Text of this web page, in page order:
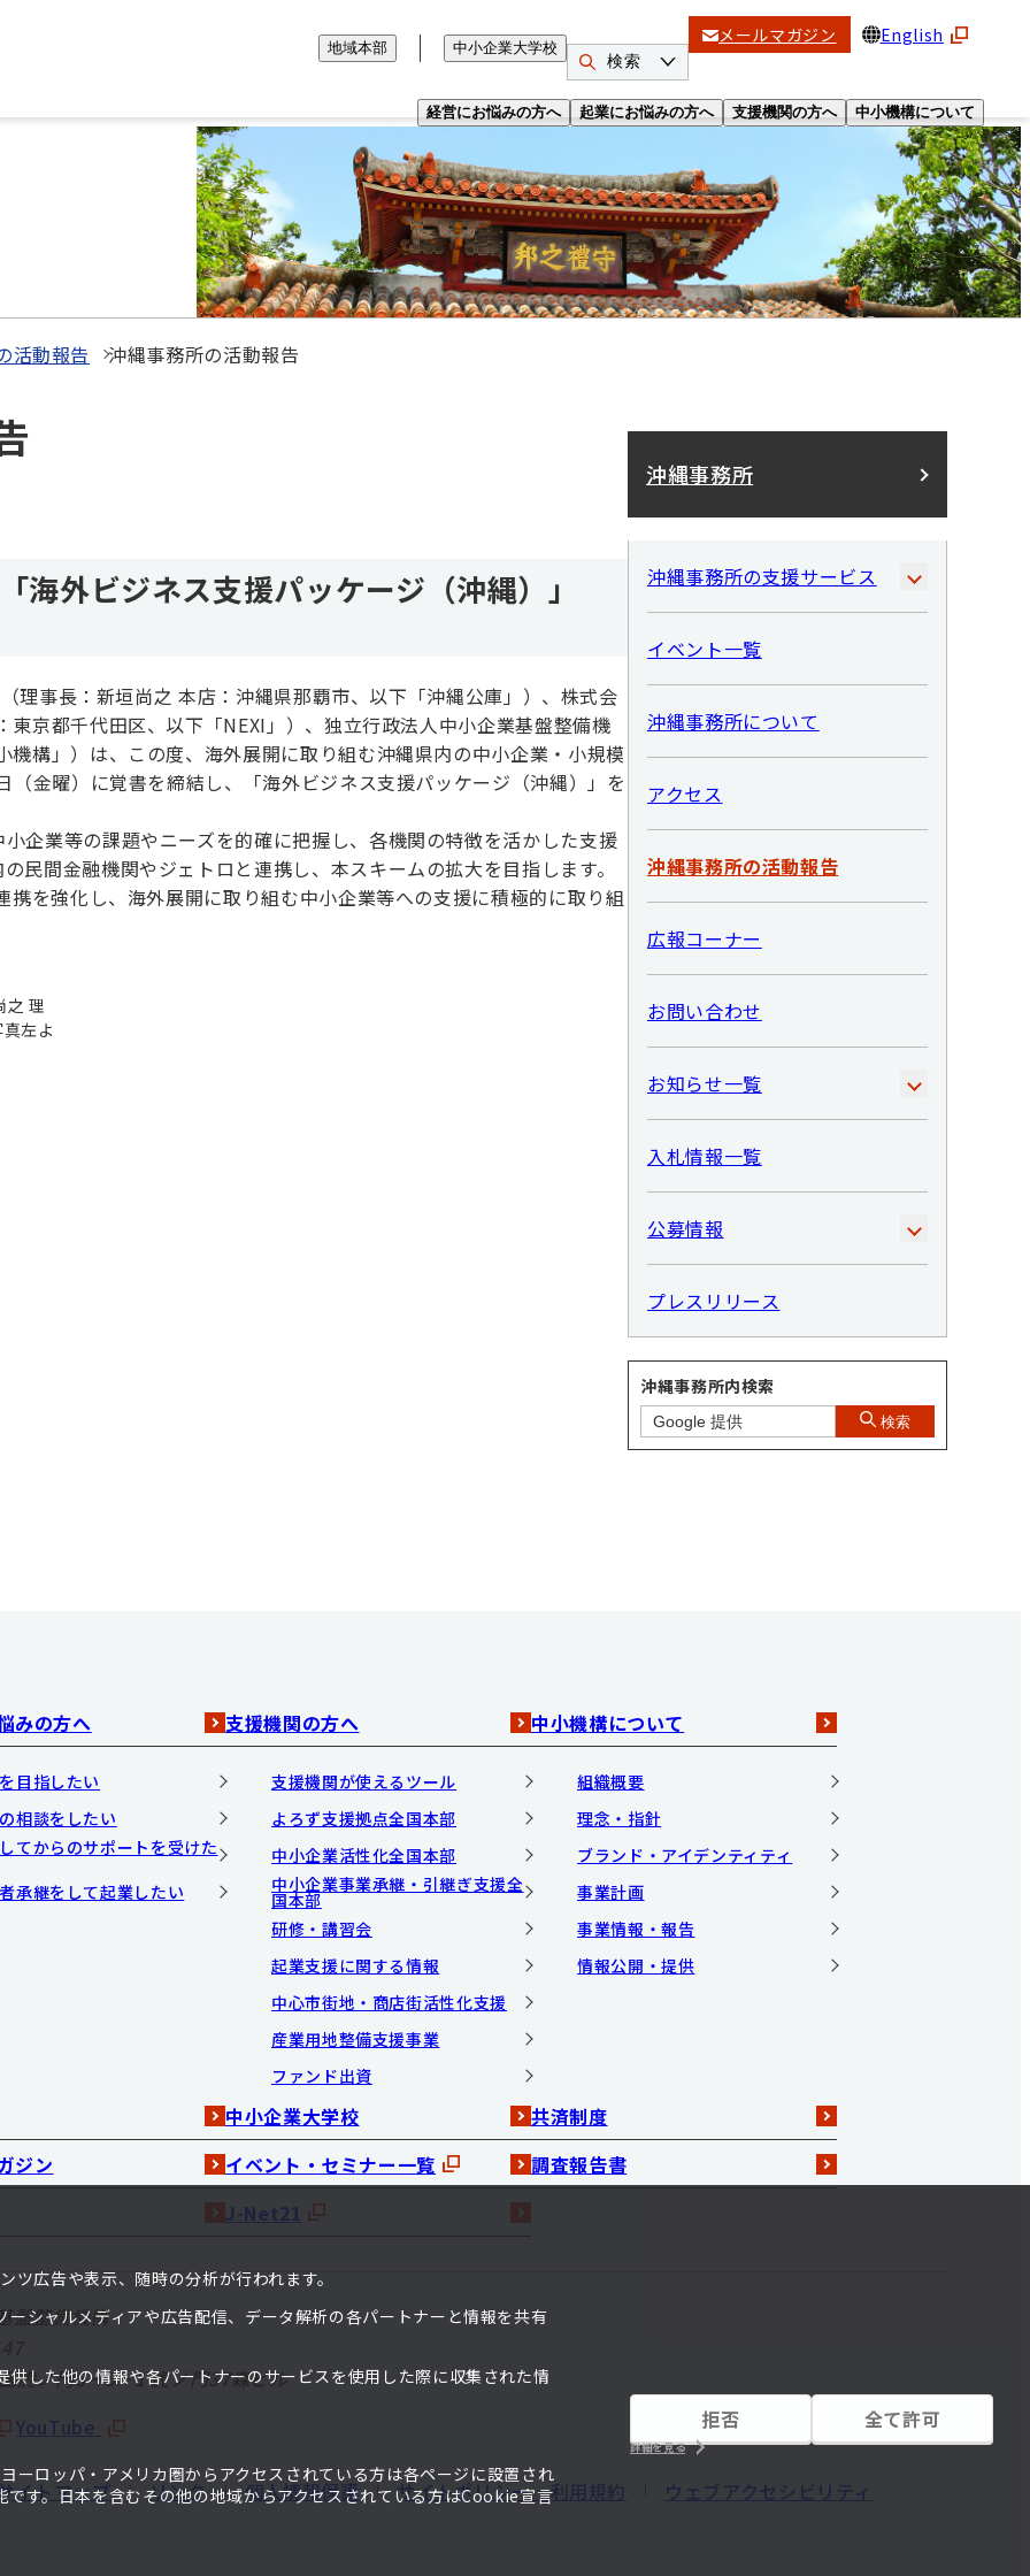
広告や表示、随時の分析が行われます。
シャルメディアや広告配信、データ解析の各パートナーと情報を共有
した他の情報や各パートナーのサービスを使用した際に収集された情
ロッパ・アメリカ圏からアクセスされている方は各ページに設置され
す。日本を含むその他の地域からアクセスされている方はCookie宣言
拒否 全て許可
詳細を見る
経営にお悩みの方へ 起業にお悩みの方へ 支援機関の方へ 中小機構について
地域本部 中小企業大学校
検索
メールマガジン English
活動報告 沖縄事務所の活動報告
海外ビジネス支援パッケージ（沖縄）」
理事長：新垣尚之 本店：沖縄県那覇市、以下「沖縄公庫」）、株式会
京都千代田区、以下「NEXI」）、独立行政法人中小企業基盤整備機
構」）は、この度、海外展開に取り組む沖縄県内の中小企業・小規模
金曜）に覚書を締結し、「海外ビジネス支援パッケージ（沖縄）」を
企業等の課題やニーズを的確に把握し、各機関の特徴を活かした支援
民間金融機関やジェトロと連携し、本スキームの拡大を目指します。
を強化し、海外展開に取り組む中小企業等への支援に積極的に取り組
之 理
左よ
沖縄事務所
沖縄事務所の支援サービス
イベント一覧
沖縄事務所について
アクセス
沖縄事務所の活動報告
広報コーナー
お問い合わせ
お知らせ一覧
入札情報一覧
公募情報
プレスリリース
沖縄事務所内検索
検索
みの方へ
目指したい
相談をしたい
てからのサポートを受けた
承継をして起業したい
支援機関の方へ
支援機関が使えるツール
よろず支援拠点全国本部
中小企業活性化全国本部
中小企業事業承継・引継ぎ支援全
国本部
研修・講習会
起業支援に関する情報
中心市街地・商店街活性化支援
産業用地整備支援事業
ファンド出資
中小機構について
組織概要
理念・指針
ブランド・アイデンティティ
事業計画
事業情報・報告
情報公開・提供
中小企業大学校
共済制度
ジン
イベント・セミナー一覧
調査報告書
J-Net21
盤整備機構
虎ノ門3－5－1虎ノ門37森ビル
YouTube
イトマップ リンク 個人情報保護 サイトポリシー・利用規約 ウェブアクセシビリティ